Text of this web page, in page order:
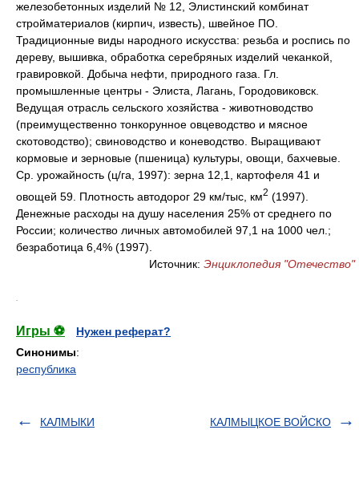
железобетонных изделий № 12, Элистинский комбинат
стройматериалов (кирпич, известь), швейное ПО.
Традиционные виды народного искусства: резьба и роспись по
дереву, вышивка, обработка серебряных изделий чеканкой,
гравировкой. Добыча нефти, природного газа. Гл.
промышленные центры - Элиста, Лагань, Городовиковск.
Ведущая отрасль сельского хозяйства - животноводство
(преимущественно тонкорунное овцеводство и мясное
скотоводство); свиноводство и коневодство. Выращивают
кормовые и зерновые (пшеница) культуры, овощи, бахчевые.
Ср. урожайность (ц/га, 1997): зерна 12,1, картофеля 41 и
овощей 59. Плотность автодорог 29 км/тыс, км2 (1997).
Денежные расходы на душу населения 25% от среднего по
России; количество личных автомобилей 97,1 на 1000 чел.;
безработица 6,4% (1997).
Источник: Энциклопедия "Отечество"
Игры ⚽
Нужен реферат?
Синонимы:
республика
КАЛМЫКИ КАЛМЫЦКОЕ ВОЙСКО